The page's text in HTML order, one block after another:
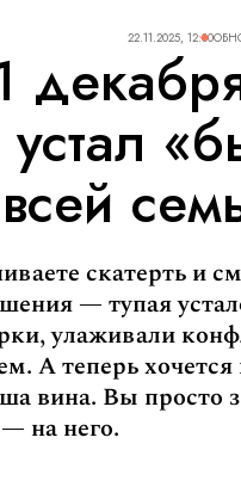
22.11.2025, 12:00
скатерть и
— тупая
улаживали
А теперь хочется
вина. Вы просто
на него.